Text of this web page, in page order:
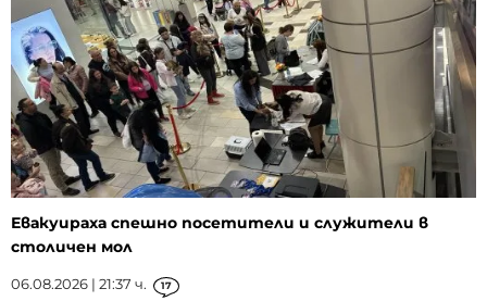
Евакуираха спешно посетители и служители в
столичен мол
06.08.2026 | 21:37 ч. 17